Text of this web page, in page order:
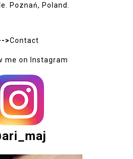
Poznań, Poland.
>Contact
me on Instagram